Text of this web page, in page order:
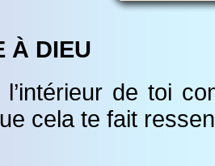
À DIEU
de toi
cela te fait